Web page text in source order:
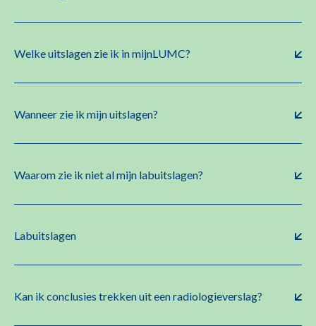
Welke uitslagen zie ik in mijnLUMC?
Wanneer zie ik mijn uitslagen?
Waarom zie ik niet al mijn labuitslagen?
Labuitslagen
Kan ik conclusies trekken uit een radiologieverslag?